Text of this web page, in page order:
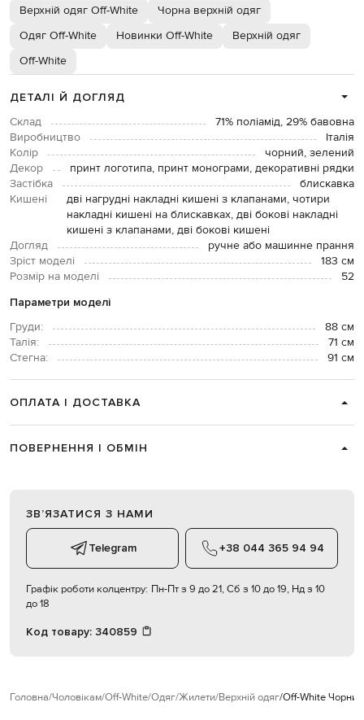
Верхній одяг Off-White
Чорна верхній одяг
Одяг Off-White
Новинки Off-White
Верхній одяг
Off-White
ДЕТАЛІ Й ДОГЛЯД
Склад
71% поліамід, 29% бавовна
Виробництво
Італія
Колір
чорний, зелений
Декор
принт логотипа, принт монограми, декоративні рядки
Застібка
блискавка
Кишені
дві нагрудні накладні кишені з клапанами, чотири
накладні кишені на блискавках, дві бокові накладні
кишені з клапанами, дві бокові кишені
Догляд
ручне або машинне прання
Зріст моделі
183 см
Розмір на моделі
52
Параметри моделі
Груди:
88 см
Талія:
71 см
Стегна:
91 см
ОПЛАТА І ДОСТАВКА
ПОВЕРНЕННЯ І ОБМІН
ЗВʼЯЗАТИСЯ З НАМИ
Telegram +38 044 365 94 94
Графік роботи колцентру: Пн-Пт з 9 до 21, Сб з 10 до 19, Нд з 10
до 18
Код товару: 340859
Головна Чоловікам Off-White Одяг Жилети Верхній одяг Off-White